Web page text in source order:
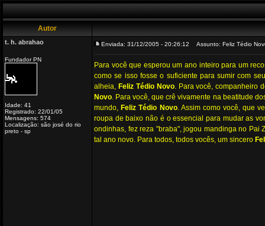
Autor
t. h. abrahao
Fundador PN
Idade: 41
Registrado: 22/01/05
Mensagens: 574
Localização: são josé do rio
preto - sp
Enviada: 31/12/2005 - 20:26:12 Assunto: Feliz Tédio
Para você que esperou um ano inteiro para um
como se isso fosse o suficiente para sumir com
alheia, Feliz Tédio Novo. Para você, companheiro
Novo. Para você, que crê vivamente na beatitude
mundo, Feliz Tédio Novo. Assim como você, que
roupa de baixo não é o essencial para mudar as
ondinhas, fez reza "braba", jogou mandinga no Pai
tal ano novo. Para todos, todos vocês, um sincero